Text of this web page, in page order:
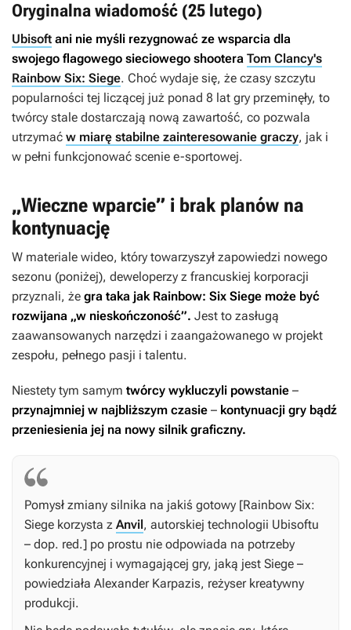
Oryginalna wiadomość (25 lutego)
Ubisoft ani nie myśli rezygnować ze wsparcia dla
swojego flagowego sieciowego shootera Tom Clancy's
Rainbow Six: Siege. Choć wydaje się, że czasy szczytu
popularności tej liczącej już ponad 8 lat gry przeminęły, to
twórcy stale dostarczają nową zawartość, co pozwala
utrzymać w miarę stabilne zainteresowanie graczy, jak i
w pełni funkcjonować scenie e-sportowej.
„Wieczne wparcie” i brak planów na
kontynuację
W materiale wideo, który towarzyszył zapowiedzi nowego
sezonu (poniżej), deweloperzy z francuskiej korporacji
przyznali, że gra taka jak Rainbow: Six Siege może być
rozwijana „w nieskończoność”. Jest to zasługą
zaawansowanych narzędzi i zaangażowanego w projekt
zespołu, pełnego pasji i talentu.
Niestety tym samym twórcy wykluczyli powstanie –
przynajmniej w najbliższym czasie – kontynuacji gry bądź
przeniesienia jej na nowy silnik graficzny.
Pomysł zmiany silnika na jakiś gotowy [Rainbow Six:
Siege korzysta z Anvil, autorskiej technologii Ubisoftu
– dop. red.] po prostu nie odpowiada na potrzeby
konkurencyjnej i wymagającej gry, jaką jest Siege –
powiedziała Alexander Karpazis, reżyser kreatywny
produkcji.